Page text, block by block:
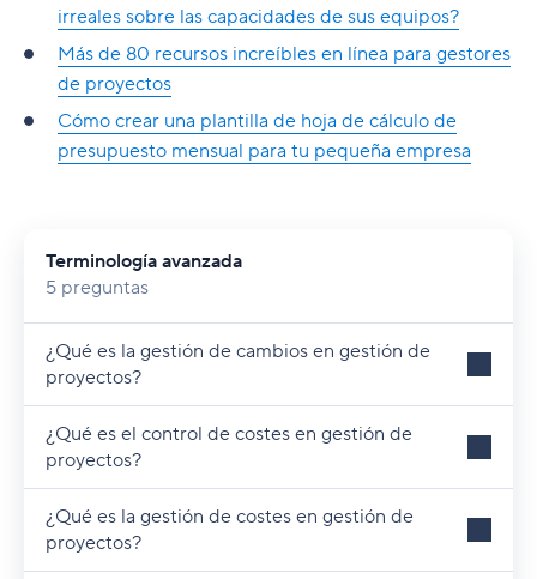
irreales sobre las capacidades de sus equipos?
Más de 80 recursos increíbles en línea para gestores
de proyectos
Cómo crear una plantilla de hoja de cálculo de
presupuesto mensual para tu pequeña empresa
Terminología avanzada
5 preguntas
¿Qué es la gestión de cambios en gestión de
proyectos?
¿Qué es el control de costes en gestión de
proyectos?
¿Qué es la gestión de costes en gestión de
proyectos?